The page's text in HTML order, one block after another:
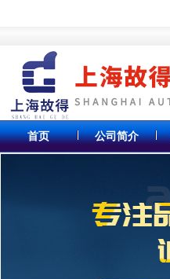
首页 公司简介